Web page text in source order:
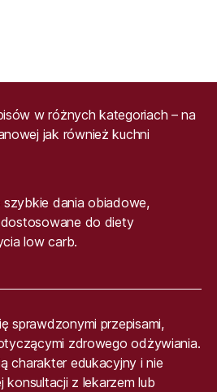
w różnych kategoriach – na
jak również kuchni
dania obiadowe,
do diety
low carb.
sprawdzonymi przepisami,
zdrowego odżywiania.
charakter edukacyjny i nie
konsultacji z lekarzem lub